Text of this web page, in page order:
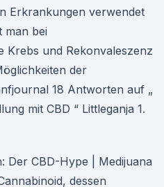
Erkrankungen verwendet
man bei
Krebs und Rekonvaleszenz
der
18 Antworten auf „
mit CBD “ Littleganja 1.
Der CBD-Hype | Medijuana
dessen